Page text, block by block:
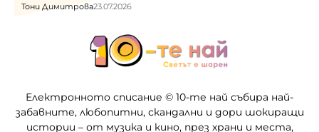
Тони Димитрова23.07.2026
Електронното списание © 10-те най събира най-
забавните, любопитни, скандални и дори шокиращи
истории – от музика и кино, през храни и места,